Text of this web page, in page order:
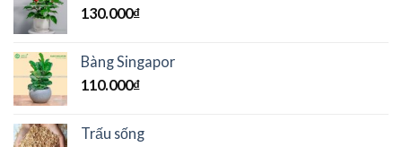
130.000₫
Bàng Singapor
110.000₫
Trấu sống